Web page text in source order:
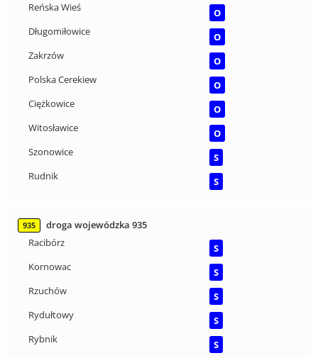
Reńska Wieś
O
Długomiłowice
O
Zakrzów
O
Polska Cerekiew
O
Ciężkowice
O
Witosławice
O
Szonowice
S
Rudnik
S
935
droga wojewódzka 935
Racibórz
S
Kornowac
S
Rzuchów
S
Rydułtowy
S
Rybnik
S